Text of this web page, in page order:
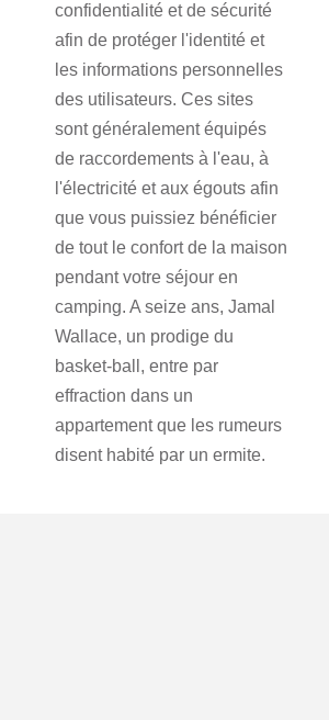
confidentialité et de sécurité
afin de protéger l'identité et
les informations personnelles
des utilisateurs. Ces sites
sont généralement équipés
de raccordements à l'eau, à
l'électricité et aux égouts afin
que vous puissiez bénéficier
de tout le confort de la maison
pendant votre séjour en
camping. A seize ans, Jamal
Wallace, un prodige du
basket-ball, entre par
effraction dans un
appartement que les rumeurs
disent habité par un ermite.